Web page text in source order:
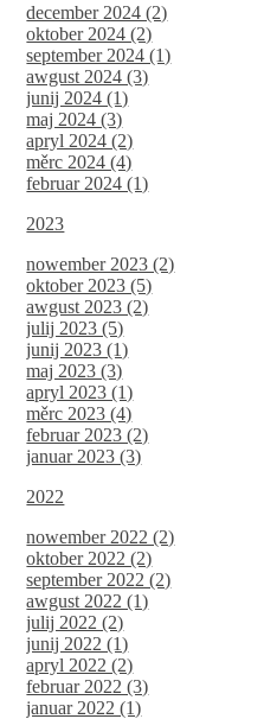
december 2024 (2)
oktober 2024 (2)
september 2024 (1)
awgust 2024 (3)
junij 2024 (1)
maj 2024 (3)
apryl 2024 (2)
měrc 2024 (4)
februar 2024 (1)
2023
nowember 2023 (2)
oktober 2023 (5)
awgust 2023 (2)
julij 2023 (5)
junij 2023 (1)
maj 2023 (3)
apryl 2023 (1)
měrc 2023 (4)
februar 2023 (2)
januar 2023 (3)
2022
nowember 2022 (2)
oktober 2022 (2)
september 2022 (2)
awgust 2022 (1)
julij 2022 (2)
junij 2022 (1)
apryl 2022 (2)
februar 2022 (3)
januar 2022 (1)